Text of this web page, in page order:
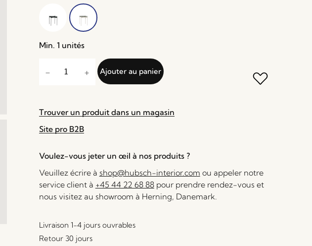
Min. 1 unités
Ajouter au panier
Trouver un produit dans un magasin
Site pro B2B
Voulez-vous jeter un œil à nos produits ?
Veuillez écrire à shop@hubsch-interior.com ou appeler notre
service client à +45 44 22 68 88pour prendre rendez-vous et
nous visitez au showroom à Herning, Danemark.
Livraison 1-4 jours ouvrables
Retour 30 jours